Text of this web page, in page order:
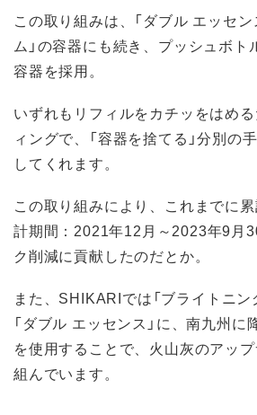
この取り組みは、「ダブル エッセン
ム」の容器にも続き、プッシュボ
容器を採用。
いずれもリフィルをカチッをはめ
ィングで、「容器を捨てる」分別の
してくれます。
この取り組みにより、これまでに
計期間：2021年12月～2023年9月
ク削減に貢献したのだとか。
また、SHIKARIでは「ブライトニン
「ダブル エッセンス」に、南九州
を使用することで、火山灰のアッ
組んでいます。